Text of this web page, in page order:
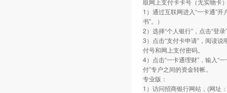
1）通过互联网进入“一卡通”
书”。）
2）选择“个人银行”，点击“登录
3）点击“支付卡申请”，阅读
付号和网上支付密码。
4）点击“一卡通理财”，输入“
付”专户之间的资金转帐。
专业版：
1）访问招商银行网站，(网址